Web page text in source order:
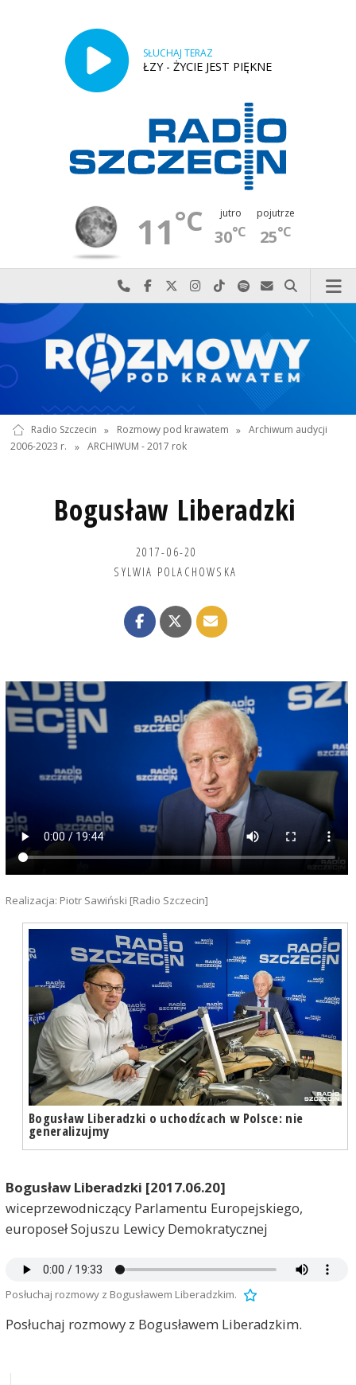
SŁUCHAJ TERAZ
ŁZY - ŻYCIE JEST PIĘKNE
11°C jutro
30°C
pojutrze
25°C
Najlepiej po prostu do nas zadzwoń
Odwiedź nas na Facebook-u
Odwiedź nas na X
Odwiedź nas na Instagram-ie
Odwiedź nas na TikTok-u
Szukaj nas na Spotify
Wyślij do nas
Szukaj
Radio Szczecin » Rozmowy pod krawatem » Archiwum audycji
2006-2023 r.
» ARCHIWUM - 2017 rok
Bogusław Liberadzki
2017-06-20
SYLWIA POLACHOWSKA
Realizacja: Piotr Sawiński [Radio Szczecin]
Bogusław Liberadzki o uchodźcach w Polsce: nie
generalizujmy
Bogusław Liberadzki [2017.06.20]
wiceprzewodniczący Parlamentu Europejskiego,
europoseł Sojuszu Lewicy Demokratycznej
Posłuchaj rozmowy z Bogusławem Liberadzkim.
Posłuchaj rozmowy z Bogusławem Liberadzkim.